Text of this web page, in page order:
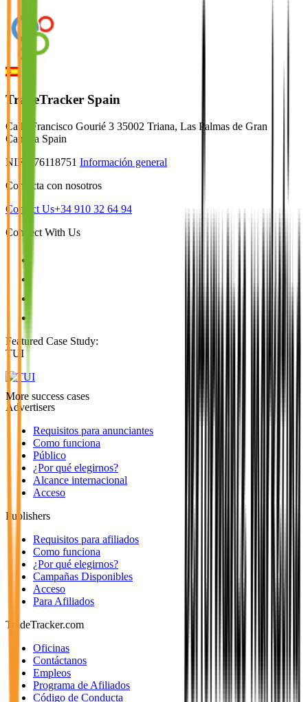
TradeTracker Spain
Calle Francisco Gourié 3 35002 Triana, Las Palmas de Gran
Canaria Spain
NIF B76118751 Información general
Contacta con nosotros
Contact Us+34 910 32 64 94
Connect With Us
Featured Case Study:
TUI
More success cases
Advertisers
Requisitos para anunciantes
Como funciona
Público
¿Por qué elegirnos?
Alcance internacional
Acceso
Publishers
Requisitos para afiliados
Como funciona
¿Por qué elegirnos?
Campañas Disponibles
Acceso
Para Afiliados
TradeTracker.com
Oficinas
Contáctanos
Empleos
Programa de Afiliados
Código de Conducta